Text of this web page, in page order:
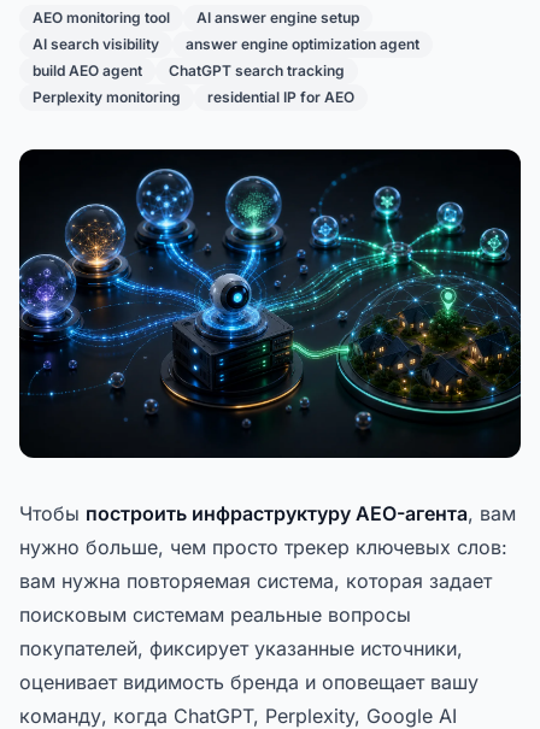
AEO monitoring tool
AI answer engine setup
AI search visibility
answer engine optimization agent
build AEO agent
ChatGPT search tracking
Perplexity monitoring
residential IP for AEO
Чтобы построить инфраструктуру AEO-агента, вам
нужно больше, чем просто трекер ключевых слов:
вам нужна повторяемая система, которая задает
поисковым системам реальные вопросы
покупателей, фиксирует указанные источники,
оценивает видимость бренда и оповещает вашу
команду, когда ChatGPT, Perplexity, Google AI